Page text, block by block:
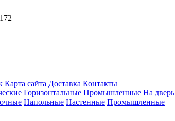
Карта сайта Доставка Контакты
Горизонтальные Промышленные На дверь
Напольные Настенные Промышленные